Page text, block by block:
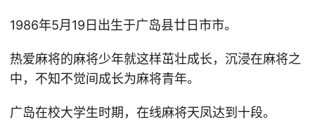
1986年5月19日出生于广岛县廿日市市。
热爱麻将的麻将少年就这样茁壮成长，沉浸在麻将之
中，不知不觉间成长为麻将青年。
广岛在校大学生时期，在线麻将天凤达到十段。